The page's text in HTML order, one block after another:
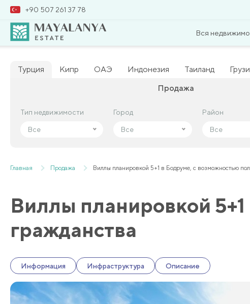
+90 507 261 37 78
Вся
Турция Кипр ОАЭ Индонезия Таиланд
Продажа
Тип недвижимости
Все
Город
Все
Район
Все
Тип недвижимости
Все
Город
Все
Район
Все
Главная Продажа Виллы планировкой 5+1 в Бодруме, с возможностью
Виллы планировкой
гражданства
Информация Инфраструктура Описание